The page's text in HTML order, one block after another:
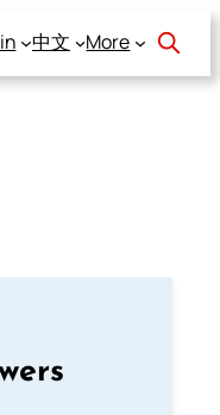
中文 More